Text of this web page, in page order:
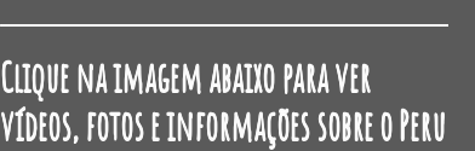
Clique na imagem abaixo para ver
vídeos, fotos e informações sobre o Peru